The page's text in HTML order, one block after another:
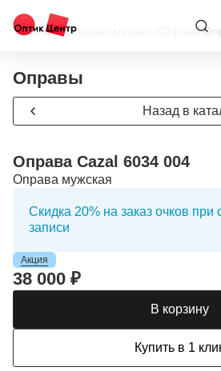
Главная/Интернет-магазин Оправы/
Оправы
Назад в
Оправа Cazal 6034 004
Оправа мужская
Скидка 20% на заказ очков при
записи
Акция
38 000 ₽
В корзину
Купить в 1